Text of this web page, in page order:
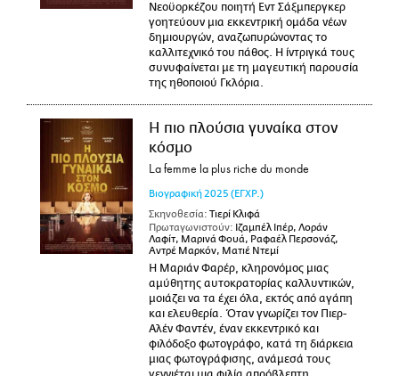
Νεοϋορκέζου ποιητή Εντ Σάξμπεργκερ
γοητεύουν μια εκκεντρική ομάδα νέων
δημιουργών, αναζωπυρώνοντας το
καλλιτεχνικό του πάθος. Η ίντριγκά τους
συνυφαίνεται με τη μαγευτική παρουσία
της ηθοποιού Γκλόρια.
Η πιο πλούσια γυναίκα στον
κόσμο
La femme la plus riche du monde
Βιογραφική 2025 (ΕΓΧΡ.)
Σκηνοθεσία: Τιερί Κλιφά
Πρωταγωνιστούν: Ιζαμπέλ Ιπέρ, Λοράν
Λαφίτ, Μαρινά Φουά, Ραφαέλ Περσονάζ,
Αντρέ Μαρκόν, Ματιέ Ντεμί
Η Μαριάν Φαρέρ, κληρονόμος μιας
αμύθητης αυτοκρατορίας καλλυντικών,
μοιάζει να τα έχει όλα, εκτός από αγάπη
και ελευθερία. Όταν γνωρίζει τον Πιερ-
Αλέν Φαντέν, έναν εκκεντρικό και
φιλόδοξο φωτογράφο, κατά τη διάρκεια
μιας φωτογράφισης, ανάμεσά τους